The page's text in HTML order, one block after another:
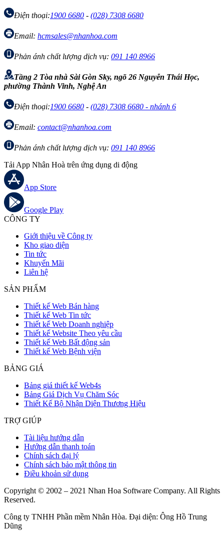
Điện thoại:1900 6680 - (028) 7308 6680
Email: hcmsales@nhanhoa.com
Phản ánh chất lượng dịch vụ: 091 140 8966
Tầng 2 Tòa nhà Sài Gòn Sky, ngõ 26 Nguyễn Thái Học,
phường Thành Vinh, Nghệ An
Điện thoại:1900 6680 - (028) 7308 6680 - nhánh 6
Email: contact@nhanhoa.com
Phản ánh chất lượng dịch vụ: 091 140 8966
Tải App Nhân Hoà trên ứng dụng di động
App Store
Google Play
CÔNG TY
Giới thiệu về Công ty
Kho giao diện
Tin tức
Khuyến Mãi
Liên hệ
SẢN PHẨM
Thiết kế Web Bán hàng
Thiết kế Web Tin tức
Thiết kế Web Doanh nghiệp
Thiết kế Website Theo yêu cầu
Thiết kế Web Bất động sản
Thiết kế Web Bệnh viện
BẢNG GIÁ
Bảng giá thiết kế Web4s
Bảng Giá Dịch Vụ Chăm Sóc
Thiết Kế Bộ Nhận Diện Thương Hiệu
TRỢ GIÚP
Tài liệu hướng dẫn
Hướng dẫn thanh toán
Chính sách đại lý
Chính sách bảo mật thông tin
Điều khoản sử dụng
Copyright © 2002 – 2021 Nhan Hoa Software Company. All Rights
Reserved.
Công ty TNHH Phần mềm Nhân Hòa. Đại diện: Ông Hồ Trung
Dũng